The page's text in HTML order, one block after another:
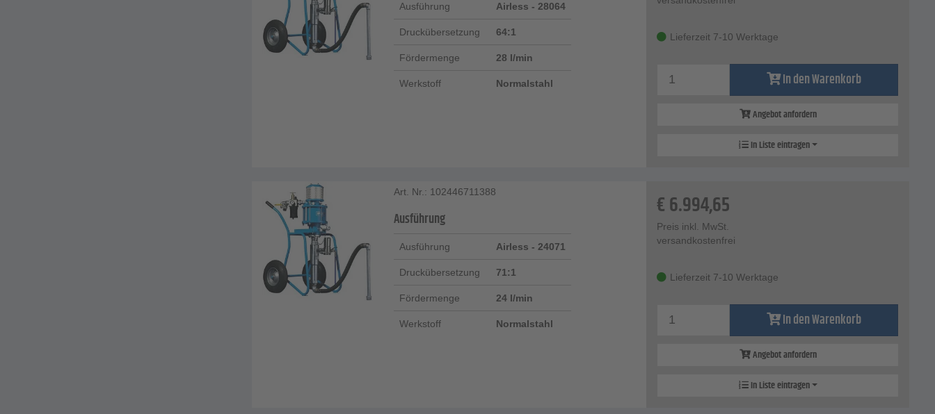
Ausführung Airless - 28064
Druckübersetzung 64:1
Fördermenge 28 l/min
Werkstoff Normalstahl
Lieferzeit 7-10 Werktage
In den Warenkorb
Angebot anfordern
In Liste eintragen
Art. Nr.: 102446711388
Ausführung
Ausführung Airless - 24071
Druckübersetzung 71:1
Fördermenge 24 l/min
Werkstoff Normalstahl
€6.994,65
Preis inkl. MwSt.
versandkostenfrei
Lieferzeit 7-10 Werktage
In den Warenkorb
Angebot anfordern
In Liste eintragen